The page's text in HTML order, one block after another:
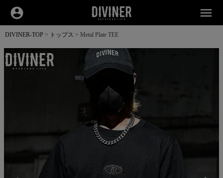
account_circle menu
DIVINER-TOP トップス Metal Plate TEE